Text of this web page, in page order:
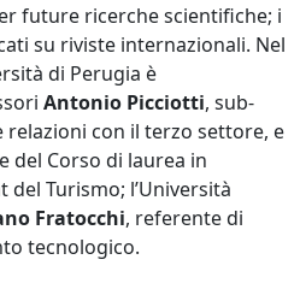
future ricerche scientifiche; i
su riviste internazionali. Nel
di Perugia è
Antonio Picciotti, sub-
relazioni con il terzo settore, e
del Corso di laurea in
del Turismo; l’Università
Fratocchi, referente di
tecnologico.